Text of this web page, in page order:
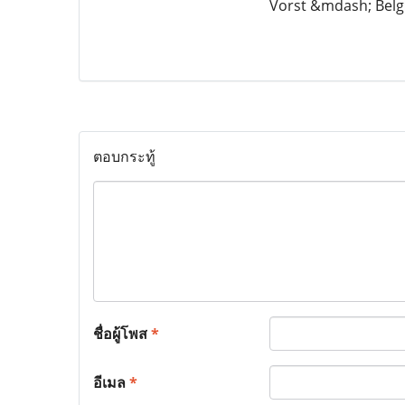
Vorst &mdash;
ตอบกระทู้
ชื่อผู้โพส*
อีเมล*